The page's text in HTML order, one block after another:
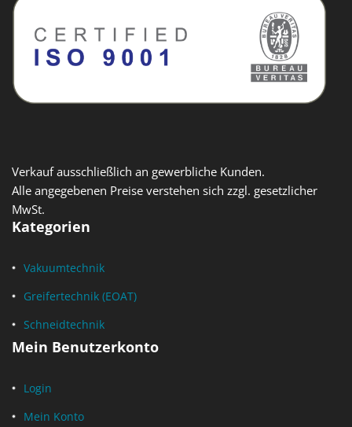
Verkauf ausschließlich an gewerbliche Kunden.
Alle angegebenen Preise verstehen sich zzgl. gesetzlicher
MwSt.
Kategorien
Vakuumtechnik
Greifertechnik (EOAT)
Schneidtechnik
Mein Benutzerkonto
Login
Mein Konto